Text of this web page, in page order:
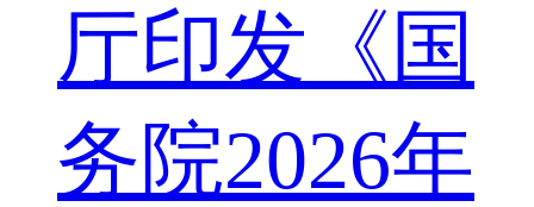
厅印发《国
务院2026年